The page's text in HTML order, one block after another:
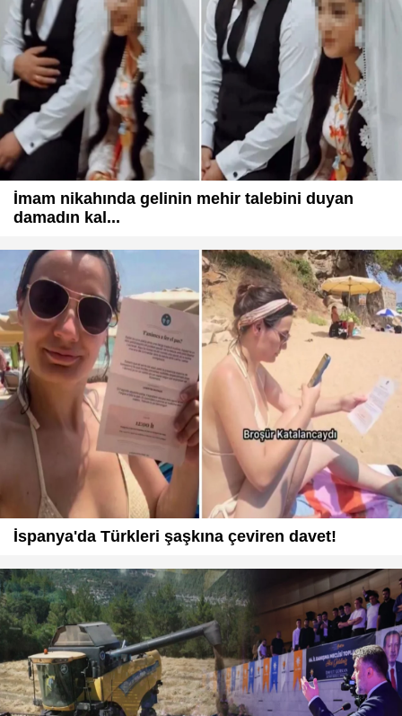
İmam nikahında gelinin mehir talebini duyan
damadın kal...
İspanya'da Türkleri şaşkına çeviren davet!